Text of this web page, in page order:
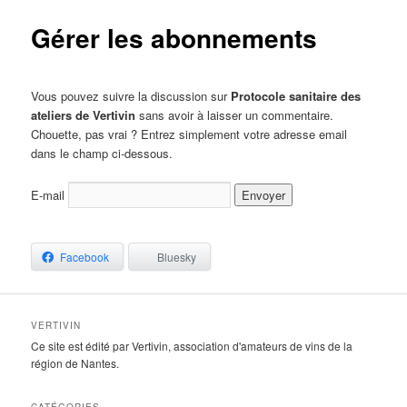
Gérer les abonnements
Vous pouvez suivre la discussion sur Protocole sanitaire des
ateliers de Vertivin sans avoir à laisser un commentaire.
Chouette, pas vrai ? Entrez simplement votre adresse email
dans le champ ci-dessous.
E-mail
Facebook Bluesky
VERTIVIN
Ce site est édité par Vertivin, association d'amateurs de vins de la
région de Nantes.